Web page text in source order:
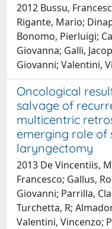
2012 Bussu,
Rigante, Mario;
Bonomo, Pierluigi;
Giovanna; Galli,
Giovanni; Valentini,
Oncological
salvage of
multicentric
emerging role of
laryngectomy
2013 De Vincentiis,
Francesco; Gallus,
Giovanni; Parrilla,
Turchetta, R;
Valentini, Vincenzo;